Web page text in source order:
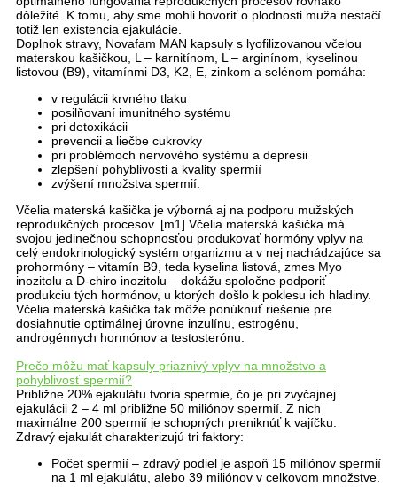
dôležité. K tomu, aby sme mohli hovoriť o plodnosti muža nestačí
totiž len existencia ejakulácie.
Doplnok stravy, Novafam MAN kapsuly s lyofilizovanou včelou
materskou kašičkou, L – karnitínom, L – arginínom, kyselinou
listovou (B9), vitamínmi D3, K2, E, zinkom a selénom pomáha:
v regulácii krvného tlaku
posilňovaní imunitného systému
pri detoxikácii
prevencii a liečbe cukrovky
pri problémoch nervového systému a depresii
zlepšení pohyblivosti a kvality spermií
zvýšení množstva spermií.
Včelia materská kašička je výborná aj na podporu mužských
reprodukčných procesov. [m1] Včelia materská kašička má
svojou jedinečnou schopnosťou produkovať hormóny vplyv na
celý endokrinologický systém organizmu a v nej nachádzajúce sa
prohormóny – vitamín B9, teda kyselina listová, zmes Myo
inozitolu a D-chiro inozitolu – dokážu spoločne podporiť
produkciu tých hormónov, u ktorých došlo k poklesu ich hladiny.
Včelia materská kašička tak môže ponúknuť riešenie pre
dosiahnutie optimálnej úrovne inzulínu, estrogénu,
androgénnych hormónov a testosterónu.
Prečo môžu mať kapsuly priaznivý vplyv na množstvo a
pohyblivosť spermií?
Približne 20% ejakulátu tvoria spermie, čo je pri zvyčajnej
ejakulácii 2 – 4 ml približne 50 miliónov spermií. Z nich
maximálne 200 spermií je schopných preniknúť k vajíčku.
Zdravý ejakulát charakterizujú tri faktory:
Počet spermií – zdravý podiel je aspoň 15 miliónov spermií
na 1 ml ejakulátu, alebo 39 miliónov v celkovom množstve.